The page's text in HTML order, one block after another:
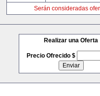
Serán consideradas
Realizar una Oferta
Precio Ofrecido $